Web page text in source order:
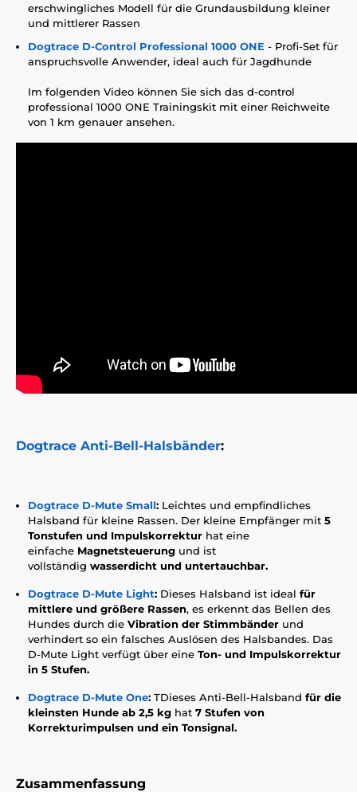
erschwingliches Modell für die Grundausbildung kleiner
und mittlerer Rassen
Dogtrace D-Control Professional 1000 ONE - Profi-Set für
anspruchsvolle Anwender, ideal auch für Jagdhunde
Im folgenden Video können Sie sich das d-control
professional 1000 ONE Trainingskit mit einer Reichweite
von 1 km genauer ansehen.
Dogtrace Anti-Bell-Halsbänder:
Dogtrace D-Mute Small: Leichtes und empfindliches
Halsband für kleine Rassen. Der kleine Empfänger mit 5
Tonstufen und Impulskorrektur hat eine
einfache Magnetsteuerung und ist
vollständig wasserdicht und untertauchbar.
Dogtrace D-Mute Light: Dieses Halsband ist ideal für
mittlere und größere Rassen, es erkennt das Bellen des
Hundes durch die Vibration der Stimmbänder und
verhindert so ein falsches Auslösen des Halsbandes. Das
D-Mute Light verfügt über eine Ton- und Impulskorrektur
in 5 Stufen.
Dogtrace D-Mute One: TDieses Anti-Bell-Halsband für die
kleinsten Hunde ab 2,5 kg hat 7 Stufen von
Korrekturimpulsen und ein Tonsignal.
Zusammenfassung